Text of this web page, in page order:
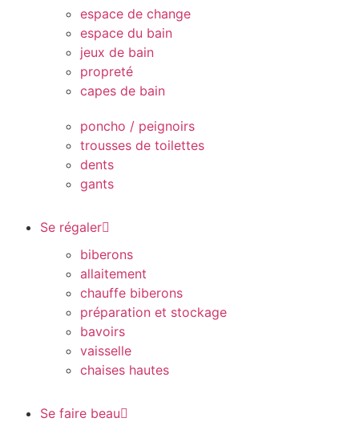
espace de change
espace du bain
jeux de bain
propreté
capes de bain
poncho / peignoirs
trousses de toilettes
dents
gants
Se régaler
biberons
allaitement
chauffe biberons
préparation et stockage
bavoirs
vaisselle
chaises hautes
Se faire beau